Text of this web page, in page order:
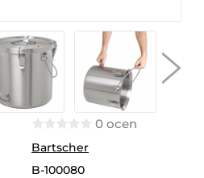
0 ocen
Bartscher
B-100080